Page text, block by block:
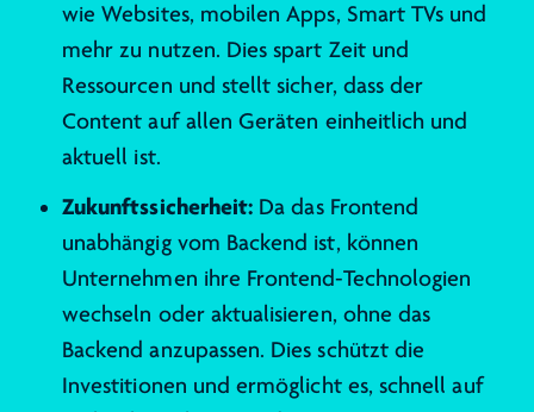
wie Websites, mobilen Apps, Smart TVs und
mehr zu nutzen. Dies spart Zeit und
Ressourcen und stellt sicher, dass der
Content auf allen Geräten einheitlich und
aktuell ist.
Zukunftssicherheit: Da das Frontend
unabhängig vom Backend ist, können
Unternehmen ihre Frontend-Technologien
wechseln oder aktualisieren, ohne das
Backend anzupassen. Dies schützt die
Investitionen und ermöglicht es, schnell auf